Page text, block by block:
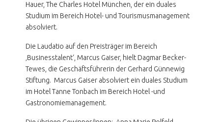
Hauer, The Charles Hotel München, der ein duales
Studium im Bereich Hotel- und Tourismusmanagement
absolviert.
Die Laudatio auf den Preisträger im Bereich
‚Businesstalent‘, Marcus Gaiser, hielt Dagmar Becker-
Tewes, die Geschäftsführerin der Gerhard Günnewig
Stiftung. Marcus Gaiser absolviert ein duales Studium
im Hotel Tanne Tonbach im Bereich Hotel -und
Gastronomiemanagement.